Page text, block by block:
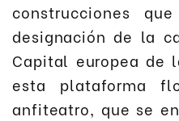
construcciones
designación de la
Capital europea de
esta plataforma
anfiteatro, que se